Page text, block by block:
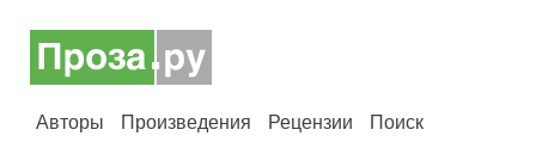
Авторы Произведения Рецензии
Поиск